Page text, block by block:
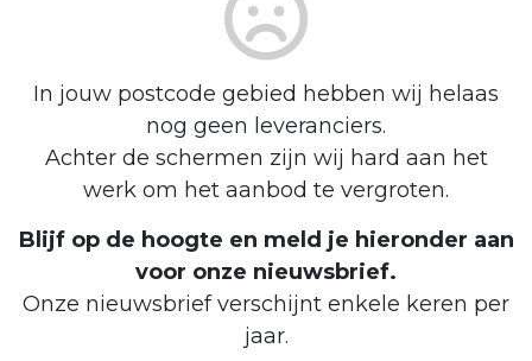
In jouw postcode gebied hebben wij helaas
nog geen leveranciers.
Achter de schermen zijn wij hard aan het
werk om het aanbod te vergroten.
Blijf op de hoogte en meld je hieronder aan
voor onze nieuwsbrief.
Onze nieuwsbrief verschijnt enkele keren per
jaar.